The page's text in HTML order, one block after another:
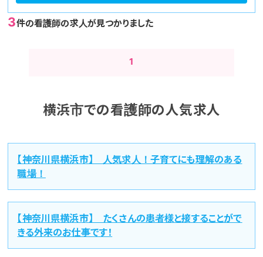
3件の看護師の求人が見つかりました
1
横浜市での看護師の人気求人
【神奈川県横浜市】 人気求人！子育てにも理解のある
職場！
【神奈川県横浜市】 たくさんの患者様と接することがで
きる外来のお仕事です！